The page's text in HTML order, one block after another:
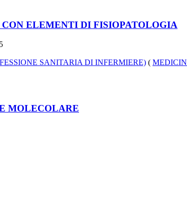
ELEMENTI DI FISIOPATOLOGIA
SANITARIA DI INFERMIERE) (
MOLECOLARE